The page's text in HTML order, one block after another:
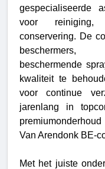
gespecialiseerde
voor reiniging,
conservering. De
beschermers,
beschermende
kwaliteit te
voor continue
jarenlang in
Van Arendonk BE-
Met het juiste